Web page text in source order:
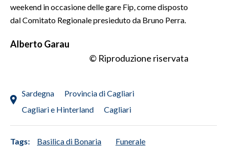
INFO AZIENDE
ANNUNCI
STORE
weekend in occasione delle gare Fip, come disposto
dal Comitato Regionale presieduto da Bruno Perra.
Alberto Garau
© Riproduzione riservata
Sardegna
Provincia di Cagliari
Cagliari e Hinterland
Cagliari
Tags: Basilica di Bonaria Funerale